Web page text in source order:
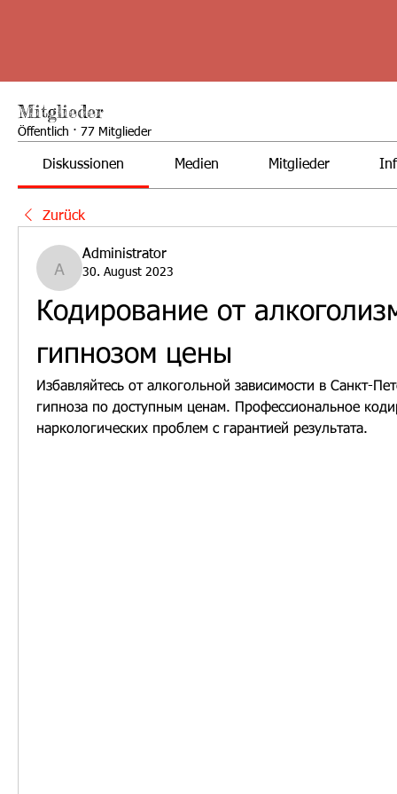
Mitglieder
Öffentlich · 77 Mitglieder
Diskussionen Medien Mitglieder
Zurück
Administrator
Administrator
30. August 2023
Кодирование от
гипнозом цены
Избавляйтесь от алкогольной зависимости в Санкт-
гипноза по доступным ценам. Профессиональное
наркологических проблем с гарантией результата.